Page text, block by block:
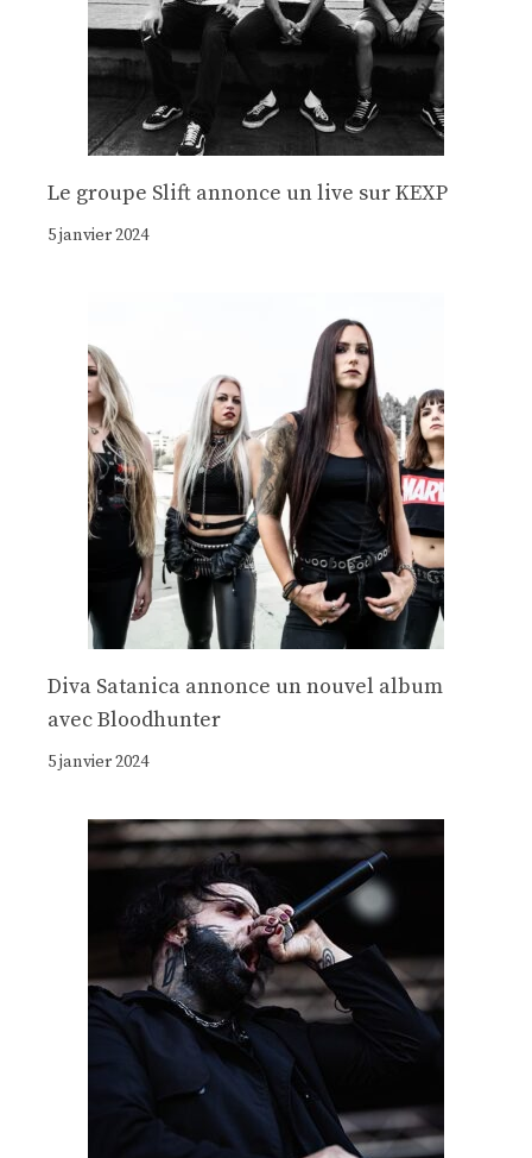
Le groupe Slift annonce un live sur KEXP
5 janvier 2024
Diva Satanica annonce un nouvel album
avec Bloodhunter
5 janvier 2024